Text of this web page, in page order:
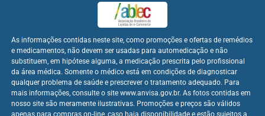
As informações contidas neste site, como promoções e ofertas de remédios
e medicamentos, não devem ser usadas para automedicação e não
substituem, em hipótese alguma, a medicação prescrita pelo profissional
da área médica. Somente o médico está em condições de diagnosticar
qualquer problema de saúde e prescrever o tratamento adequado. Para
mais informações, consulte o site www.anvisa.gov.br. As fotos contidas em
nosso site são meramente ilustrativas. Promoções e preços são válidos
apenas para compras on-line, caso haja disponibilidade e estão sujeitos a